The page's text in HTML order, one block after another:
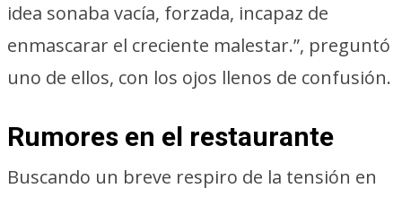
idea sonaba vacía, forzada, incapaz de
enmascarar el creciente malestar.”, preguntó
uno de ellos, con los ojos llenos de confusión.
Rumores en el restaurante
Buscando un breve respiro de la tensión en